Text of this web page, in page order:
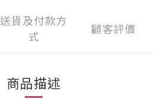
送貨及付款方
式
顧客評價
商品描述